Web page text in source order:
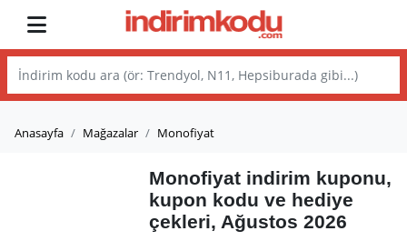
Anasayfa Mağazalar Monofiyat
Monofiyat indirim kuponu,
kupon kodu ve hediye
çekleri, Ağustos 2026